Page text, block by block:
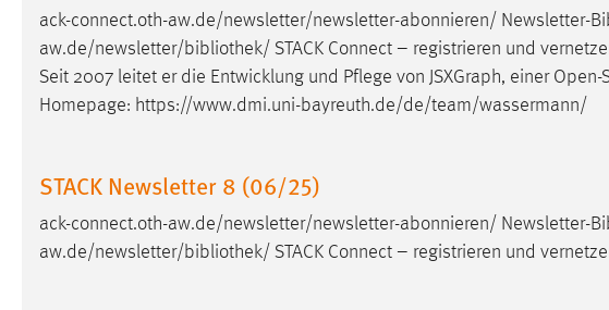
ack-connect.oth-aw.de/newsletter/newsletter-abonnieren/ Newsletter-
aw.de/newsletter/bibliothek/ STACK Connect – registrieren und
Seit 2007 leitet er die Entwicklung und Pflege von JSXGraph, einer Open-
Homepage: https://www.dmi.uni-bayreuth.de/de/team/wassermann/
STACK Newsletter 8 (06/25)
ack-connect.oth-aw.de/newsletter/newsletter-abonnieren/ Newsletter-
aw.de/newsletter/bibliothek/ STACK Connect – registrieren und
Login
Name: fe_user, be_user, be_lastLoginProvider
der Website einloggen zu können.
Cookie Laufzeit: 24 Stunden